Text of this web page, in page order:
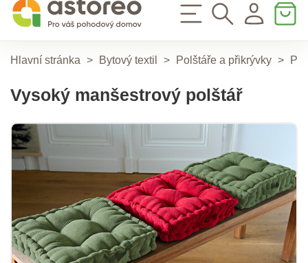
Hlavní stránka > Bytový textil > Polštáře a přikrývky >
Vysoký manšestrový polštář